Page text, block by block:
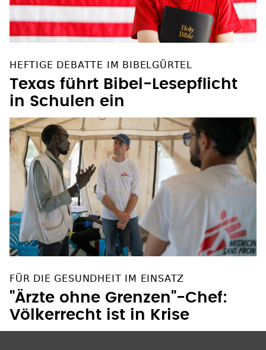
HEFTIGE DEBATTE IM BIBELGÜRTEL
Texas führt Bibel-Lesepflicht
in Schulen ein
FÜR DIE GESUNDHEIT IM EINSATZ
"Ärzte ohne Grenzen"-Chef:
Völkerrecht ist in Krise